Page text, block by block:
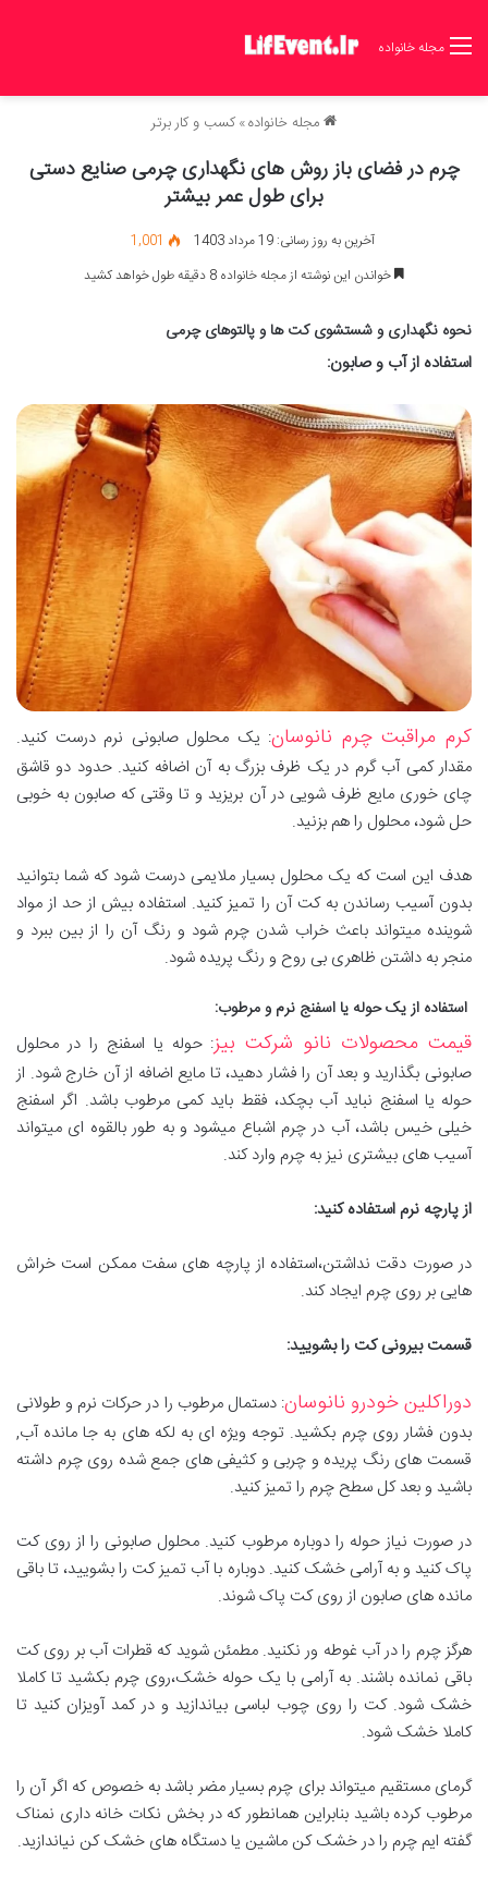
مجله خانواده
مجله خانواده»کسب و کار برتر
چرم در فضای باز روش های نگهداری چرمی صنایع دستی
برای طول عمر بیشتر
آخرین به روز رسانی: 19 مرداد 1403
1,001
خواندن این نوشته از مجله خانواده 8 دقیقه طول خواهد کشید
نحوه نگهداری و شستشوی کت ها و پالتوهای چرمی
استفاده از آب و صابون:
کرم مراقبت چرم نانوسان: یک محلول صابونی نرم درست کنید.
مقدار کمی آب گرم در یک ظرف بزرگ به آن اضافه کنید. حدود دو قاشق
چای خوری مایع ظرف شویی در آن بریزید و تا وقتی که صابون به خوبی
حل شود، محلول را هم بزنید.
هدف این است که یک محلول بسیار ملایمی درست شود که شما بتوانید
بدون آسیب رساندن به کت آن را تمیز کنید. استفاده بیش از حد از مواد
شوینده میتواند باعث خراب شدن چرم شود و رنگ آن را از بین ببرد و
منجر به داشتن ظاهری بی روح و رنگ پریده شود.
استفاده از یک حوله یا اسفنج نرم و مرطوب:
قیمت محصولات نانو شرکت بیز: حوله یا اسفنج را در محلول
صابونی بگذارید و بعد آن را فشار دهید، تا مایع اضافه از آن خارج شود. از
حوله یا اسفنج نباید آب بچکد، فقط باید کمی مرطوب باشد. اگر اسفنج
خیلی خیس باشد، آب در چرم اشباع میشود و به طور بالقوه ای میتواند
آسیب های بیشتری نیز به چرم وارد کند.
از پارچه نرم استفاده کنید:
در صورت دقت نداشتن،استفاده از پارچه های سفت ممکن است خراش
هایی بر روی چرم ایجاد کند.
قسمت بیرونی کت را بشویید:
دوراکلین خودرو نانوسان: دستمال مرطوب را در حرکات نرم و طولانی
بدون فشار روی چرم بکشید. توجه ویژه ای به لکه های به جا مانده آب,
قسمت های رنگ پریده و چربی و کثیفی های جمع شده روی چرم داشته
باشید و بعد کل سطح چرم را تمیز کنید.
در صورت نیاز حوله را دوباره مرطوب کنید. محلول صابونی را از روی کت
پاک کنید و به آرامی خشک کنید. دوباره با آب تمیز کت را بشویید، تا باقی
مانده های صابون از روی کت پاک شوند.
هرگز چرم را در آب غوطه ور نکنید. مطمئن شوید که قطرات آب بر روی کت
باقی نمانده باشند. به آرامی با یک حوله خشک،روی چرم بکشید تا کاملا
خشک شود. کت را روی چوب لباسی بیاندازید و در کمد آویزان کنید تا
کاملا خشک شود.
گرمای مستقیم میتواند برای چرم بسیار مضر باشد به خصوص که اگر آن را
مرطوب کرده باشید بنابراین همانطور که در بخش نکات خانه داری نمناک
گفته ایم چرم را در خشک کن ماشین یا دستگاه های خشک کن نیاندازید.